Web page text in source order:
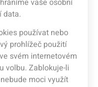
data.
používat nebo
prohlížeč použití
svém internetovém
volbu. Zablokuje-li
moci využít